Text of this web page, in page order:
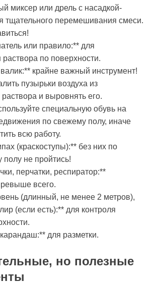
миксер или дрель с насадкой-
тщательного перемешивания смеси.
или правило:** для
по поверхности.
крайне важный инструмент!
пузырьки воздуха из
и выровнять его.
специальную обувь на
по свежему полу, иначе
всю работу.
(краскоступы):** без них по
не пройтись!
перчатки, респиратор:**
всего.
(длинный, не менее 2 метров),
(если есть):** для контроля
для разметки.
но полезные